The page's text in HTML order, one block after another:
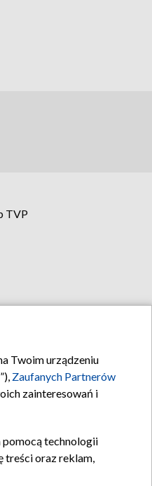
TVP
Twoim urządzeniu
Zaufanych Partnerów
zainteresowań i
pomocą technologii
treści oraz reklam,